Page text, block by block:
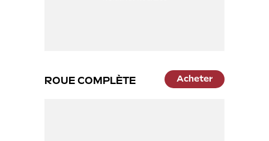
ROUE COMPLÈTE Acheter